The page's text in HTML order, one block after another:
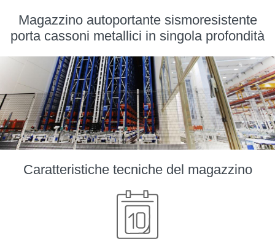
Magazzino autoportante sismoresistente
porta cassoni metallici in singola profondità
Caratteristiche tecniche del magazzino